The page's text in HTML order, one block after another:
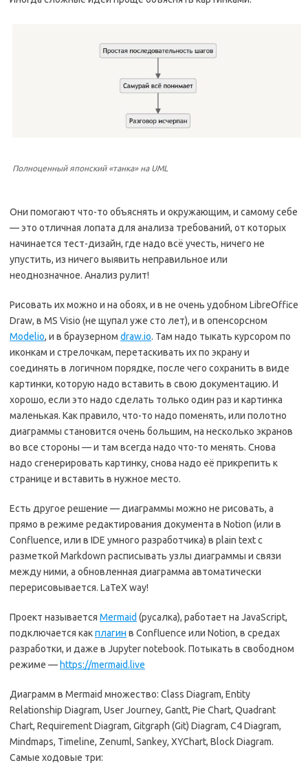
Полноценный японский «танка» на UML
Они помогают что-то объяснять и окружающим, и самому себе
— это отличная лопата для анализа требований, от которых
начинается тест-дизайн, где надо всё учесть, ничего не
упустить, из ничего выявить неправильное или
неоднозначное. Анализ рулит!
Рисовать их можно и на обоях, и в не очень удобном LibreOffice
Draw, в MS Visio (не щупал уже сто лет), и в опенсорсном
Modelio, и в браузерном draw.io. Там надо тыкать курсором по
иконкам и стрелочкам, перетаскивать их по экрану и
соединять в логичном порядке, после чего сохранить в виде
картинки, которую надо вставить в свою документацию. И
хорошо, если это надо сделать только один раз и картинка
маленькая. Как правило, что-то надо поменять, или полотно
диаграммы становится очень большим, на несколько экранов
во все стороны — и там всегда надо что-то менять. Снова
надо сгенерировать картинку, снова надо её прикрепить к
странице и вставить в нужное место.
Есть другое решение — диаграммы можно не рисовать, а
прямо в режиме редактирования документа в Notion (или в
Confluence, или в IDE умного разработчика) в plain text с
разметкой Markdown расписывать узлы диаграммы и связи
между ними, а обновленная диаграмма автоматически
перерисовывается. LaTeX way!
Проект называется Mermaid (русалка), работает на JavaScript,
подключается какплагин в Confluence или Notion, в средах
разработки, и даже в Jupyter notebook. Потыкать в свободном
режиме — https://mermaid.live
Диаграмм в Mermaid множество: Class Diagram, Entity
Relationship Diagram, User Journey, Gantt, Pie Chart, Quadrant
Chart, Requirement Diagram, Gitgraph (Git) Diagram, C4 Diagram,
Mindmaps, Timeline, Zenuml, Sankey, XYChart, Block Diagram.
Cамые ходовые три: